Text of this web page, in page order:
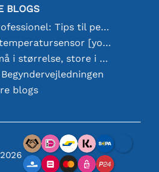
BLOGS
Lodning som en professionel: Tips til perfekte elektroniske forbindelser
Valg af den rigtige temperatursensor [youtube]
18650 Batterier: Små i størrelse, store i ydeevne
blogs